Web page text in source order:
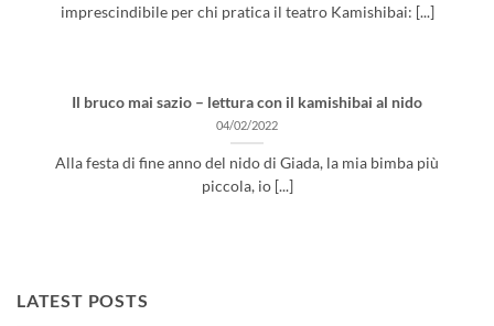
imprescindibile per chi pratica il teatro Kamishibai: [...]
Il bruco mai sazio – lettura con il kamishibai al nido
04/02/2022
Alla festa di fine anno del nido di Giada, la mia bimba più
piccola, io [...]
LATEST POSTS